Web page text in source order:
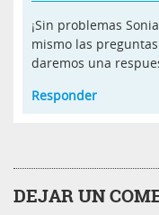
¡Sin problemas
mismo las
daremos una
Responder
DEJAR UN